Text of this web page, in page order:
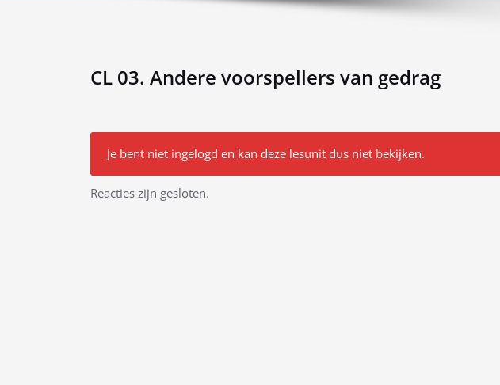
CL 03. Andere voorspellers van gedrag
Je bent niet ingelogd en kan deze lesunit dus niet bekijken.
Bericht
Reacties zijn gesloten.